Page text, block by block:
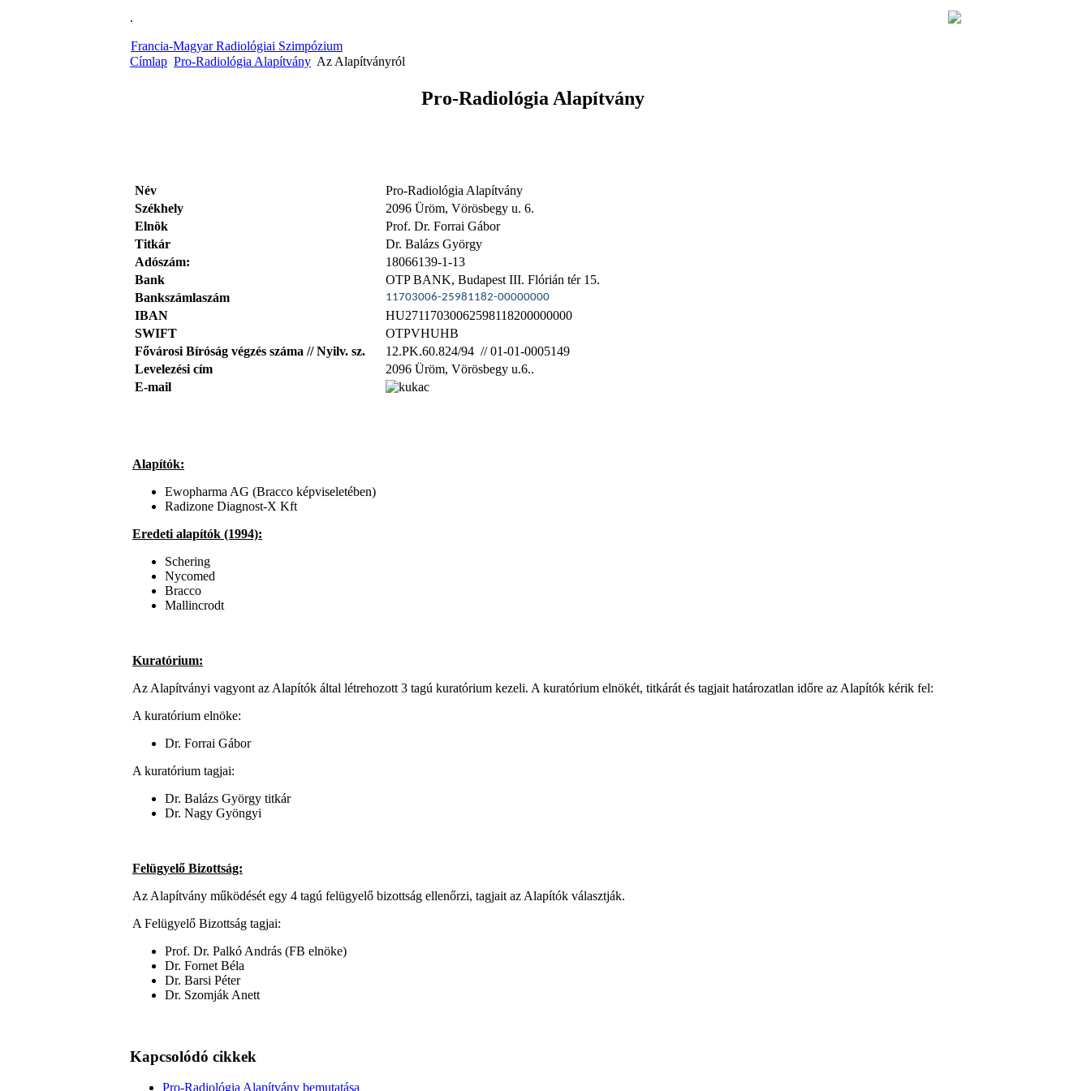
.
Francia-Magyar Radiológiai Szimpózium
Címlap Pro-Radiológia Alapítvány Az Alapítványról
Pro-Radiológia Alapítvány
Név
Pro-Radiológia Alapítvány
Székhely
2096 Üröm, Vörösbegy u. 6.
Elnök
Prof. Dr. Forrai Gábor
Titkár
Dr. Balázs György
Adószám:
18066139-1-13
Bank
OTP BANK, Budapest III. Flórián tér 15.
Bankszámlaszám
11703006-25981182-00000000
IBAN
HU27117030062598118200000000
SWIFT
OTPVHUHB
Fővárosi Bíróság végzés száma // Nyilv. sz.
12.PK.60.824/94 // 01-01-0005149
Levelezési cím
2096 Üröm, Vörösbegy u.6..
E-mail
Alapítók:
Ewopharma AG (Bracco képviseletében)
Radizone Diagnost-X Kft
Eredeti alapítók (1994):
Schering
Nycomed
Bracco
Mallincrodt
Kuratórium:
Az Alapítványi vagyont az Alapítók által létrehozott 3 tagú kuratórium kezeli. A kuratórium elnökét, titkárát és tagjait határozatlan időre az Alapítók kérik fel:
A kuratórium elnöke:
Dr. Forrai Gábor
A kuratórium tagjai:
Dr. Balázs György titkár
Dr. Nagy Gyöngyi
Felügyelő Bizottság:
Az Alapítvány működését egy 4 tagú felügyelő bizottság ellenőrzi, tagjait az Alapítók választják.
A Felügyelő Bizottság tagjai:
Prof. Dr. Palkó András (FB elnöke)
Dr. Fornet Béla
Dr. Barsi Péter
Dr. Szomják Anett
Kapcsolódó cikkek
Pro-Radiológia Alapítvány bemutatása